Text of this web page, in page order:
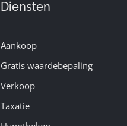
Diensten
Aankoop
Gratis waardebepaling
Verkoop
Taxatie